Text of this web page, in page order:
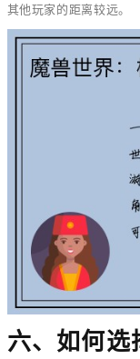
其他玩家的距离较远。
六、如何选